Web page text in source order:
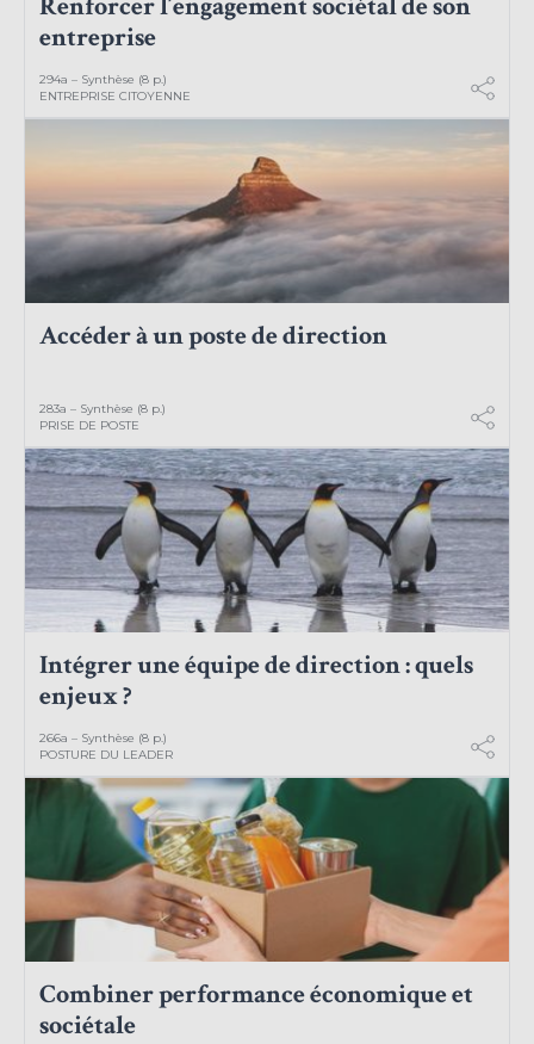
entreprise
294a – Synthèse (8 p.)
ENTREPRISE CITOYENNE
Accéder à un poste de direction
283a – Synthèse (8 p.)
PRISE DE POSTE
Intégrer une équipe de direction : quels
enjeux ?
266a – Synthèse (8 p.)
POSTURE DU LEADER
Combiner performance économique et
sociétale